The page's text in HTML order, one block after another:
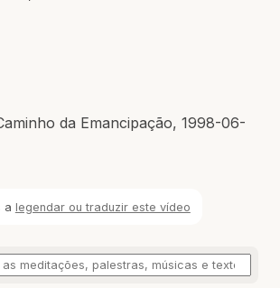
da Emancipação, 1998-06-
a legendar ou traduzir este vídeo